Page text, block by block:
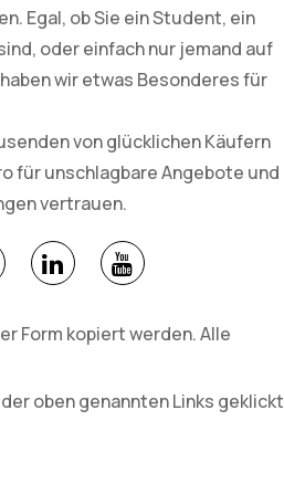
Egal, ob Sie ein Student, ein
oder einfach nur jemand auf
wir etwas Besonderes für
von glücklichen Käufern
für unschlagbare Angebote und
vertrauen.
Form kopiert werden. Alle
oben genannten Links geklickt